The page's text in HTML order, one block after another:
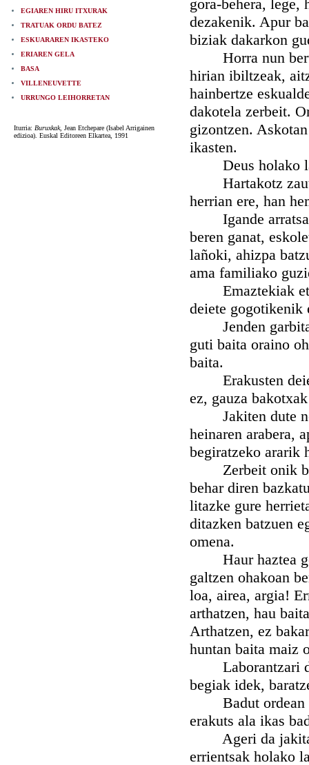
EGIAREN HIRU ITXURAK
TRATUAK ORDU BATEZ
ESKUARAREN IKASTEKO
ERIAREN GELA
BASA
VILLENEUVETTE
URRUNGO LEIHORRETAN
Iturria: Buruxkak, Jean Etchepare (Isabel Arrigainen
edizioa). Euskal Editoreen Elkartea, 1991
gora-behera, lege,
dezakenik. Apur
biziak dakarkon
Horra nun
hirian ibiltzeak,
hainbertze
dakotela zerbeit.
gizontzen.
ikasten.
Deus holako
Hartakotz zaut
herrian ere, han
Igande
beren ganat,
lañoki, ahizpa
ama familiako
Emaztekiak
deiete gogotikenik
Jenden
guti baita oraino
baita.
Erakusten
ez, gauza
Jakiten dute
heinaren arabera,
begiratzeko ararik
Zerbeit onik
behar diren
litazke gure
ditazken batzuen
omena.
Haur haztea
galtzen ohakoan
loa, airea, argia!
arthatzen, hau
Arthatzen, ez
huntan baita maiz
Laborantzari
begiak idek,
Badut ordean
erakuts ala ikas
Ageri da
errientsak holako